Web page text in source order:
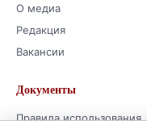
О медиа
Редакция
Вакансии
Документы
Правила использования